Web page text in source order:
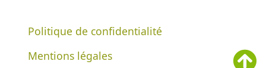
Politique de confidentialité
Mentions légales